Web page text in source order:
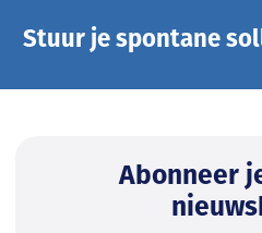
Stuur je spontane
Abonneer